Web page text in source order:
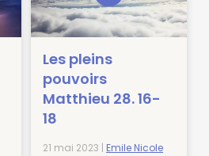
Les pleins
pouvoirs
Matthieu 28. 16-
18
21 mai 2023 | Emile Nicole